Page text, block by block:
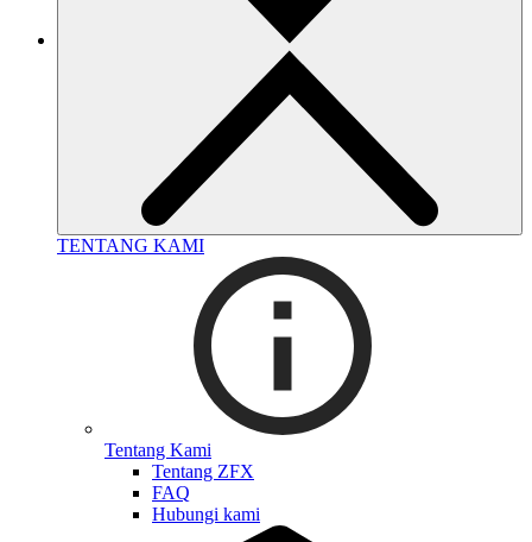
TENTANG KAMI
Tentang Kami
Tentang ZFX
FAQ
Hubungi kami